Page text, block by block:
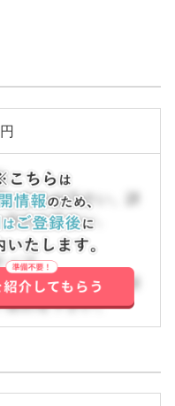
い合わせ下さい。詳
合わせ下さい。
ィブ
い合わせ下さい。詳
合わせ下さい。